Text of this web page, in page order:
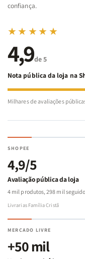
confiança.
★★★★★
4,9de 5
Nota pública da loja na
Milhares de avaliações
SHOPEE
4,9/5
Avaliação pública da loja
4 mil produtos, 298 mil
Livrarias Família Cristã
MERCADO LIVRE
+50 mil